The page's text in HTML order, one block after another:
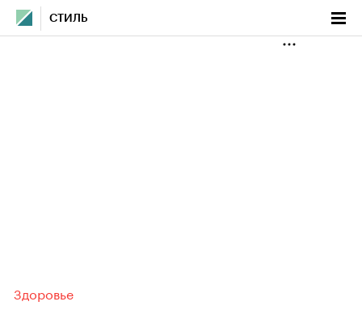
СТИЛЬ
Здоровье